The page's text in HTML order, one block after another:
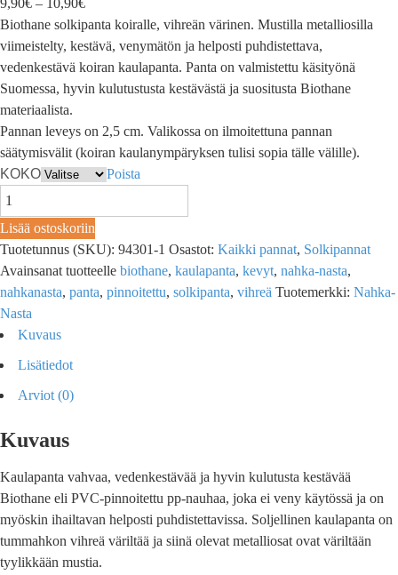
9,90€ – 10,90€
Biothane solkipanta koiralle, vihreän värinen. Mustilla metalliosilla
viimeistelty, kestävä, venymätön ja helposti puhdistettava,
vedenkestävä koiran kaulapanta. Panta on valmistettu käsityönä
Suomessa, hyvin kulutustusta kestävästä ja suositusta Biothane
materiaalista.
Pannan leveys on 2,5 cm. Valikossa on ilmoitettuna pannan
säätymisvälit (koiran kaulanympäryksen tulisi sopia tälle välille).
KOKO
Poista
Lisää ostoskoriin
Tuotetunnus (SKU): 94301-1 Osastot: Kaikki pannat, Solkipannat
Avainsanat tuotteelle biothane, kaulapanta, kevyt, nahka-nasta,
nahkanasta, panta, pinnoitettu, solkipanta, vihreä Tuotemerkki: Nahka-
Nasta
Kuvaus
Lisätiedot
Arviot (0)
Kuvaus
Kaulapanta vahvaa, vedenkestävää ja hyvin kulutusta kestävää
Biothane eli PVC-pinnoitettu pp-nauhaa, joka ei veny käytössä ja on
myöskin ihailtavan helposti puhdistettavissa. Soljellinen kaulapanta on
tummahkon vihreä väriltää ja siinä olevat metalliosat ovat väriltään
tyylikkään mustia.